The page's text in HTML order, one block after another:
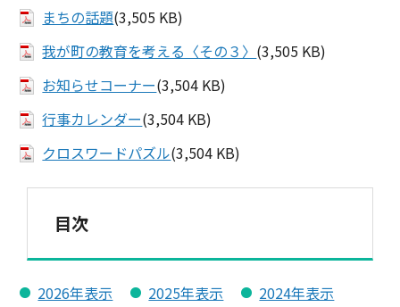
まちの話題(3,505 KB)
我が町の教育を考える〈その３〉 (3,505 KB)
お知らせコーナー(3,504 KB)
行事カレンダー(3,504 KB)
クロスワードパズル(3,504 KB)
目次
2026年表示 2025年表示
2024年表示